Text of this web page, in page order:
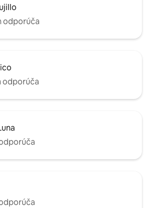
odporúča
odporúča